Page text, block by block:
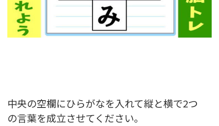
中央の空欄にひらがなを入れて縦と横で2つ
の言葉を成立させてください。